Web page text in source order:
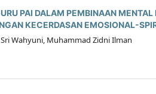
PAI DALAM PEMBINAAN
KECERDASAN EMOSIONAL-
Wahyuni, Muhammad Zidni Ilman